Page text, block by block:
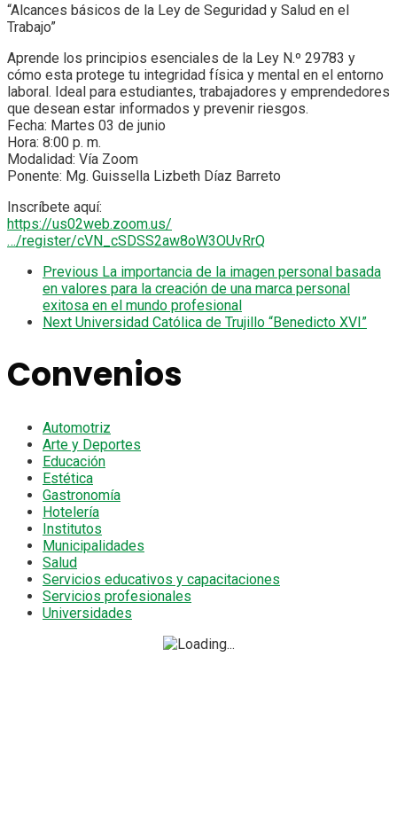
“Alcances básicos de la Ley de Seguridad y Salud en el
Trabajo”
Aprende los principios esenciales de la Ley N.º 29783 y
cómo esta protege tu integridad física y mental en el entorno
laboral. Ideal para estudiantes, trabajadores y emprendedores
que desean estar informados y prevenir riesgos.
Fecha: Martes 03 de junio
Hora: 8:00 p. m.
Modalidad: Vía Zoom
Ponente: Mg. Guissella Lizbeth Díaz Barreto
Inscríbete aquí:
https://us02web.zoom.us/
…/register/cVN_cSDSS2aw8oW3OUvRrQ
Previous La importancia de la imagen personal basada
en valores para la creación de una marca personal
exitosa en el mundo profesional
Next Universidad Católica de Trujillo “Benedicto XVI”
Convenios
Automotriz
Arte y Deportes
Educación
Estética
Gastronomía
Hotelería
Institutos
Municipalidades
Salud
Servicios educativos y capacitaciones
Servicios profesionales
Universidades